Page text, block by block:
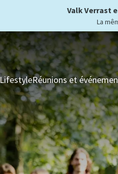
Valk Verrast
La
LifestyleRéunions et